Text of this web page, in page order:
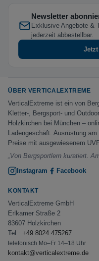
Newsletter
Exklusive Angebote &
jederzeit abbestellbar.
ÜBER VERTICALEXTREME
VerticalExtreme ist ein von
Kletter-, Bergsport- und
Holzkirchen bei München –
Ladengeschäft. Ausrüstung
Preise mit ausgewiesenem
„Von Bergsportlern kuratiert.
Instagram
Facebook
KONTAKT
VerticalExtreme GmbH
Erlkamer Straße 2
83607 Holzkirchen
Tel.: +49 8024 475267
telefonisch Mo–Fr 14–18 Uhr
kontakt@verticalextreme.de